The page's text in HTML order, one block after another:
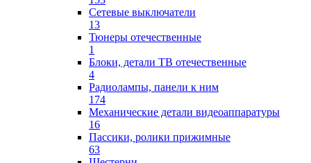
Сетевые выключатели
13
Тюнеры отечественные
1
Блоки, детали ТВ отечественные
4
Радиолампы, панели к ним
174
Механические детали видеоаппаратуры
16
Пассики, ролики прижимные
63